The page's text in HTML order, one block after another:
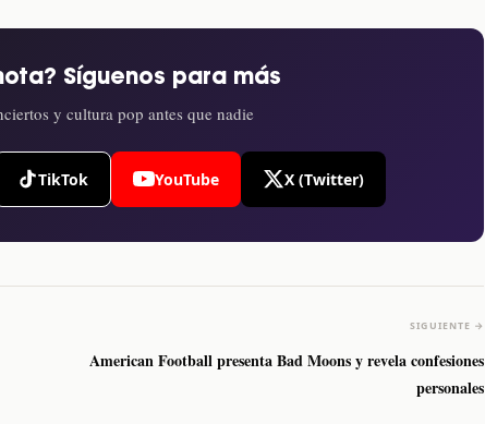
Síguenos para más
y cultura pop antes que nadie
TikTok YouTube X (Twitter)
SIGUIENTE →
American Football presenta Bad Moons y revela confesiones
personales